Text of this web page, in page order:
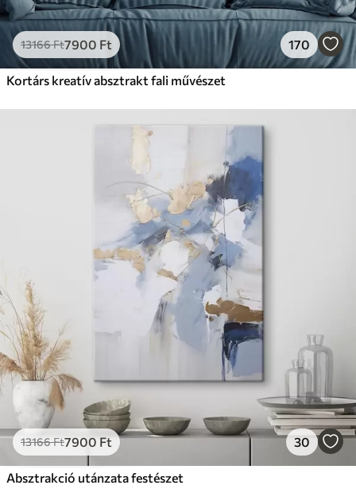
13166Ft7900 Ft 170
Kortárs kreatív absztrakt fali művészet
13166Ft7900 Ft 30
Absztrakció utánzata festészet